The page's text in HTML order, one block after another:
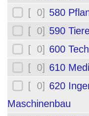
[ 0] 580
[ 0] 590
[ 0] 600
[ 0] 610
[ 0] 620
Maschinenbau